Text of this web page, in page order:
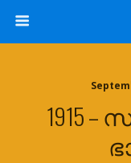
1915